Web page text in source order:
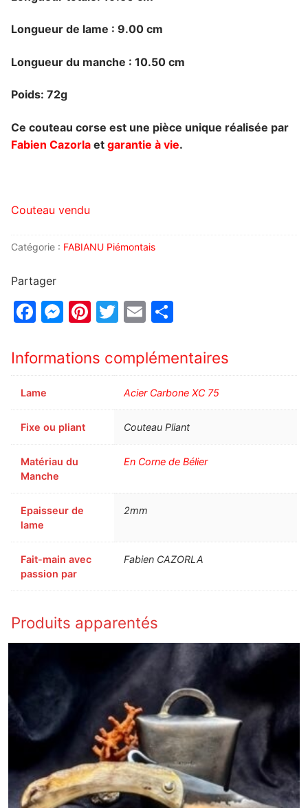
Longueur de lame : 9.00 cm
Longueur du manche : 10.50 cm
Poids: 72g
Ce couteau corse est une pièce unique réalisée par
Fabien Cazorla et garantie à vie.
Couteau vendu
Catégorie : FABIANU Piémontais
Partager
Facebook
Messenger
Pinterest
Twitter
Email
Informations complémentaires
Lame Acier Carbone XC 75
Fixe ou pliant Couteau Pliant
Matériau du
Manche
En Corne de Bélier
Epaisseur de
lame
2mm
Fait-main avec
passion par
Fabien CAZORLA
Produits apparentés